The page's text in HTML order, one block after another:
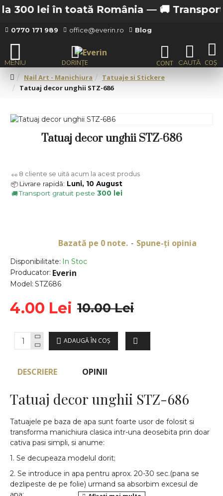
lei în toată România — 🚚 Transport
0770 171 989 office@everin.ro Blog
Nail Art - Manichiura
Tatuaje si Stickere
Tatuaj decor unghii STZ-686
Tatuaj decor unghii STZ-686
Disponibilitate: In Stoc
Producator: Everin
Model: STZ686
Bazată pe 0 note. - Spune-ţi opinia
4.00 Lei 10.00 Lei
ADAUGĂ ÎN COŞ
👀 8 cliente se uită acum la acest produs
📦 Livrare rapidă: Luni, 10 August
🚚Transport gratuit peste 300 lei
DESCRIERE OPINII
Tatuaj decor unghii STZ-686
Tatuajele pe baza de apa sunt foarte usor de folosit si
transforma manichiura clasica intr-una deosebita prin doar
cativa pasi simpli, si anume:
1. Se decupeaza modelul dorit;
2. Se introduce in apa pentru aprox. 20-30 sec.(pana se
dezlipeste de pe folie) urmand sa absorbim excesul de